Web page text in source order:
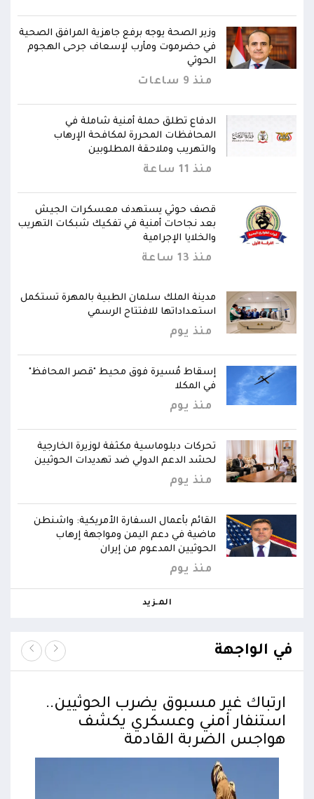
وزير الصحة يوجه برفع جاهزية المرافق الصحية
في حضرموت ومأرب لإسعاف جرحى الهجوم
الحوثي
منذ 9 ساعات
الدفاع تطلق حملة أمنية شاملة في
المحافظات المحررة لمكافحة الإرهاب
والتهريب وملاحقة المطلوبين
منذ 11 ساعة
قصف حوثي يستهدف معسكرات الجيش
بعد نجاحات أمنية في تفكيك شبكات التهريب
والخلايا الإجرامية
منذ 13 ساعة
مدينة الملك سلمان الطبية بالمهرة تستكمل
استعداداتها للافتتاح الرسمي
منذ يوم
إسقاط مُسيرة فوق محيط "قصر المحافظ"
في المكلا
منذ يوم
تحركات دبلوماسية مكثفة لوزيرة الخارجية
لحشد الدعم الدولي ضد تهديدات الحوثيين
منذ يوم
القائم بأعمال السفارة الأمريكية: واشنطن
ماضية في دعم اليمن ومواجهة إرهاب
الحوثيين المدعوم من إيران
منذ يوم
المـزيد
في الواجهة
ارتباك غير مسبوق يضرب الحوثيين..
استنفار أمني وعسكري يكشف
هواجس الضربة القادمة